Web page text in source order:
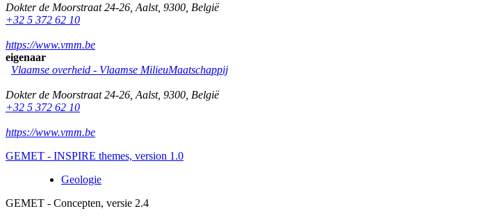
Dokter de Moorstraat 24-26 Aalst, 9300 België
+32 5 372 62 10
https://www.vmm.be
eigenaar
Vlaamse overheid - Vlaamse MilieuMaatschappij
Dokter de Moorstraat 24-26 Aalst, 9300 België
+32 5 372 62 10
https://www.vmm.be
GEMET - INSPIRE themes, version 1.0
Geologie
GEMET - Concepten, versie 2.4